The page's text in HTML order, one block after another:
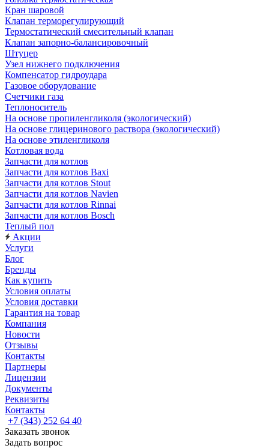
Кран шаровой
Клапан терморегулирующий
Термостатический смесительный клапан
Клапан запорно-балансировочный
Штуцер
Узел нижнего подключения
Компенсатор гидроудара
Газовое оборудование
Счетчики газа
Теплоноситель
На основе пропиленгликоля (экологический)
На основе глицеринового раствора (экологический)
На основе этиленгликоля
Котловая вода
Запчасти для котлов
Запчасти для котлов Baxi
Запчасти для котлов Stout
Запчасти для котлов Navien
Запчасти для котлов Rinnai
Запчасти для котлов Bosch
Теплый пол
Акции
Услуги
Блог
Бренды
Как купить
Условия оплаты
Условия доставки
Гарантия на товар
Компания
Новости
Отзывы
Контакты
Партнеры
Лицензии
Документы
Реквизиты
Контакты
+7 (343) 252 64 40
Заказать звонок
Задать вопрос